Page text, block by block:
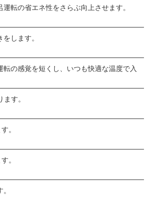
転の省エネ性をさらぶ向上させます。
します。
の感覚を短くし、いつも快適な温度で入
す。
。
。